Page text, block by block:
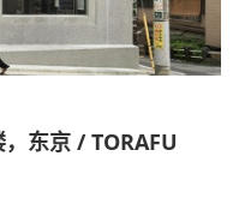
东京 / TORAFU